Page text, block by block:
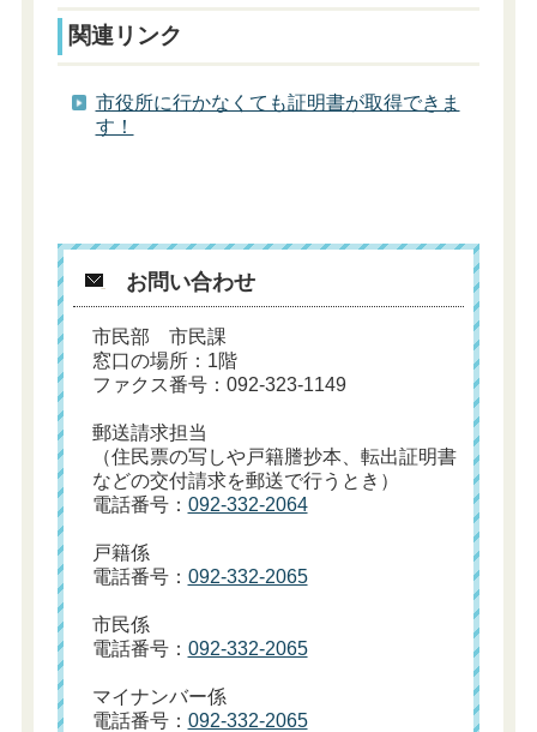
関連リンク
市役所に行かなくても証明書が取得できま
す！
お問い合わせ
市民部 市民課
窓口の場所：1階
ファクス番号：092-323-1149
郵送請求担当
（住民票の写しや戸籍謄抄本、転出証明書
などの交付請求を郵送で行うとき）
電話番号： 092-332-2064
戸籍係
電話番号： 092-332-2065
市民係
電話番号： 092-332-2065
マイナンバー係
電話番号： 092-332-2065